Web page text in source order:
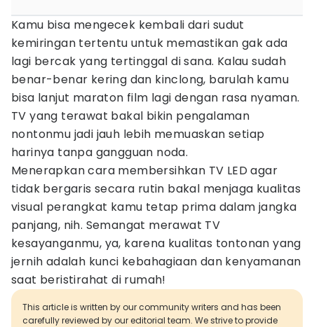
Kamu bisa mengecek kembali dari sudut
kemiringan tertentu untuk memastikan gak ada
lagi bercak yang tertinggal di sana. Kalau sudah
benar-benar kering dan kinclong, barulah kamu
bisa lanjut maraton film lagi dengan rasa nyaman.
TV yang terawat bakal bikin pengalaman
nontonmu jadi jauh lebih memuaskan setiap
harinya tanpa gangguan noda.
Menerapkan cara membersihkan TV LED agar
tidak bergaris secara rutin bakal menjaga kualitas
visual perangkat kamu tetap prima dalam jangka
panjang, nih. Semangat merawat TV
kesayanganmu, ya, karena kualitas tontonan yang
jernih adalah kunci kebahagiaan dan kenyamanan
saat beristirahat di rumah!
This article is written by our community writers and has been
carefully reviewed by our editorial team. We strive to provide